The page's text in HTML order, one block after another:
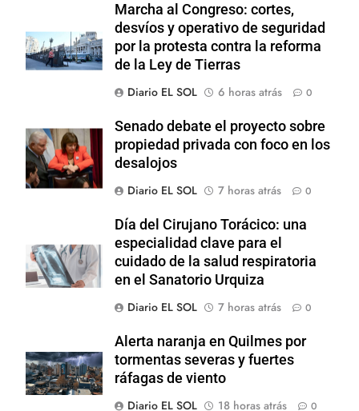
Marcha al Congreso: cortes,
desvíos y operativo de seguridad
por la protesta contra la reforma
de la Ley de Tierras
Diario EL SOL
6 horas atrás 0
Senado debate el proyecto sobre
propiedad privada con foco en los
desalojos
Diario EL SOL
7 horas atrás 0
Día del Cirujano Torácico: una
especialidad clave para el
cuidado de la salud respiratoria
en el Sanatorio Urquiza
Diario EL SOL
7 horas atrás 0
Alerta naranja en Quilmes por
tormentas severas y fuertes
ráfagas de viento
Diario EL SOL
18 horas atrás 0